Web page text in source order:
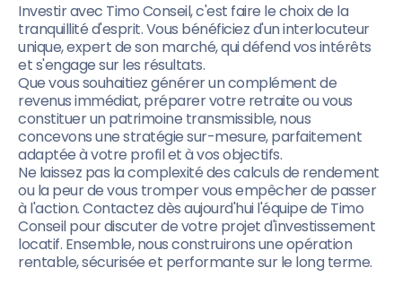
Investir avec Timo Conseil, c'est faire le choix de la
tranquillité d'esprit. Vous bénéficiez d'un interlocuteur
unique, expert de son marché, qui défend vos intérêts
et s'engage sur les résultats.
Que vous souhaitiez générer un complément de
revenus immédiat, préparer votre retraite ou vous
constituer un patrimoine transmissible, nous
concevons une stratégie sur-mesure, parfaitement
adaptée à votre profil et à vos objectifs.
Ne laissez pas la complexité des calculs de rendement
ou la peur de vous tromper vous empêcher de passer
à l'action. Contactez dès aujourd'hui l'équipe de Timo
Conseil pour discuter de votre projet d'investissement
locatif. Ensemble, nous construirons une opération
rentable, sécurisée et performante sur le long terme.